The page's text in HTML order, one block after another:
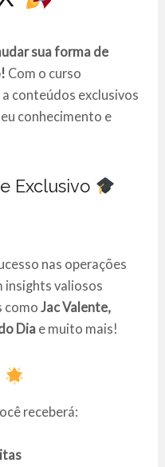
sua forma de
Com o curso
conteúdos exclusivos
conhecimento e
Exclusivo
nas operações
insights valiosos
como Jac Valente,
Diae muito mais!
receberá: